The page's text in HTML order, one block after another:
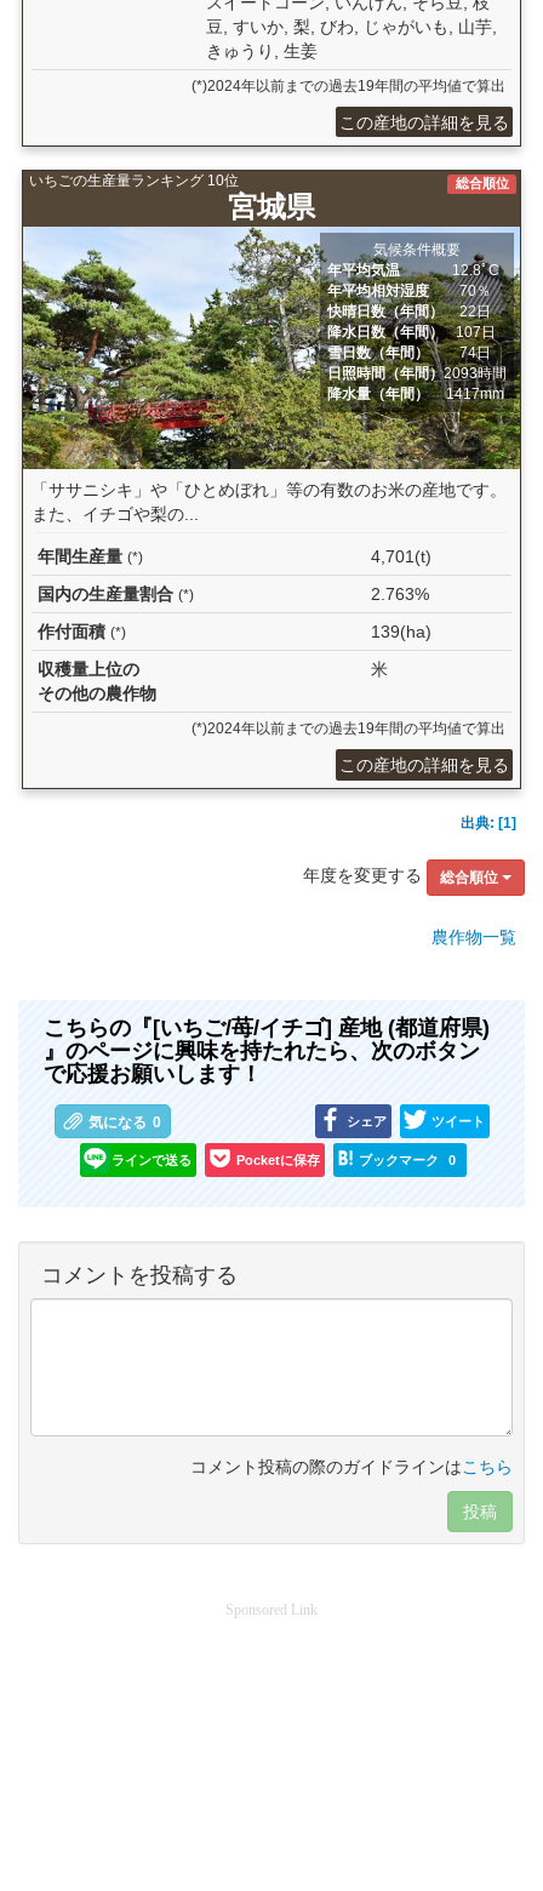
豆, すいか, 梨, びわ, じゃがいも, 山芋,
きゅうり, 生姜
(*)2024年以前までの過去19年間の平均値で算出
この産地の詳細を見る
いちごの生産量ランキング 10位
宮城県
総合順位
気候条件概要
年平均気温
12.8ﾟC
年平均相対湿度
70％
快晴日数（年間）
22日
降水日数（年間）
107日
雪日数（年間）
74日
日照時間（年間）2093時間
降水量（年間）
1417mm
「ササニシキ」や「ひとめぼれ」等の有数のお米の産地です。
また、イチゴや梨の...
年間生産量 (*)
4,701(t)
国内の生産量割合 (*)
2.763%
作付面積 (*)
139(ha)
収穫量上位の
その他の農作物
米
(*)2024年以前までの過去19年間の平均値で算出
この産地の詳細を見る
出典: [1]
年度を変更する 総合順位
農作物一覧
こちらの『[いちご/苺/イチゴ] 産地 (都道府県)
』のページに興味を持たれたら、次のボタン
で応援お願いします！
気になる 0 シェア ツイート
ラインで送る Pocketに保存 ブックマーク 0
コメントを投稿する
コメント投稿の際のガイドラインはこちら
投稿
Sponsored Link